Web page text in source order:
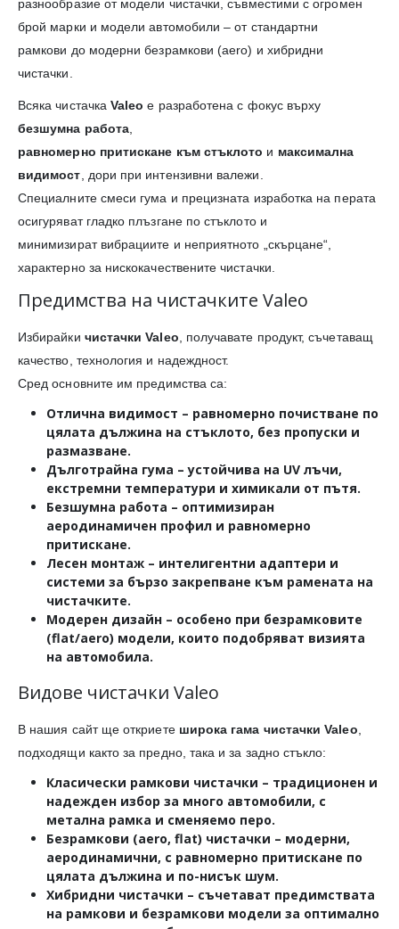
разнообразие от модели чистачки, съвместими с огромен
брой марки и модели автомобили – от стандартни
рамкови до модерни безрамкови (aero) и хибридни
чистачки.
Всяка чистачкаValeo е разработена с фокус върху
безшумна работа
равномерно притискане към стъклото и максимална
видимост , дори при интензивни валежи.
Специалните смеси гума и прецизната изработка на перата
осигуряват гладко плъзгане по стъклото и
минимизират вибрациите и неприятното „скърцане“,
характерно за нискокачествените чистачки.
Предимства на чистачките Valeo
Избирайки чистачки Valeo , получавате продукт, съчетаващ
качество, технология и надеждност.
Сред основните им предимства са:
Отлична видимост – равномерно почистване по
цялата дължина на стъклото, без пропуски и
размазване.
Дълготрайна гума – устойчива на UV лъчи,
екстремни температури и химикали от пътя.
Безшумна работа – оптимизиран
аеродинамичен профил и равномерно
притискане.
Лесен монтаж – интелигентни адаптери и
системи за бързо закрепване към рамената на
чистачките.
Модерен дизайн – особено при безрамковите
(flat/aero) модели, които подобряват визията
на автомобила.
Видове чистачки Valeo
В нашия сайт ще откриете широка гама чистачки Valeo
подходящи както за предно, така и за задно стъкло:
Класически рамкови чистачки – традиционен и
надежден избор за много автомобили, с
метална рамка и сменяемо перо.
Безрамкови (aero, flat) чистачки – модерни,
аеродинамични, с равномерно притискане по
цялата дължина и по-нисък шум.
Хибридни чистачки – съчетават предимствата
на рамкови и безрамкови модели за оптимално